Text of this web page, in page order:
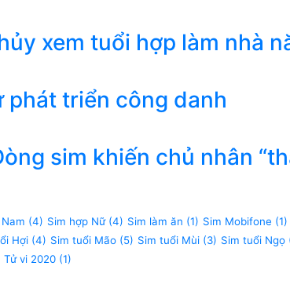
xem tuổi hợp làm nhà
phát triển công danh
sim khiến chủ nhân
(4) Sim hợp Nữ(4) Sim làm ăn (1) Sim Mobifone (1)
Hợi (4) Sim tuổi Mão (5) Sim tuổi Mùi (3) Sim tuổi Ngọ
Tử vi 2020 (1)